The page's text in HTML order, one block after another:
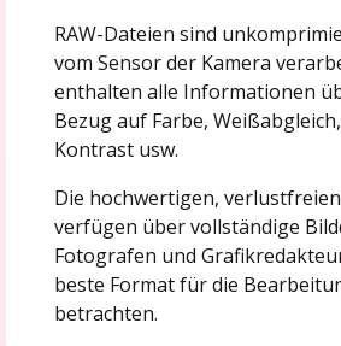
RAW-Dateien sind
vom Sensor der Kamera
enthalten alle Informationen
Bezug auf Farbe,
Kontrast usw.
Die hochwertigen, verlustfreien
verfügen über vollständige
Fotografen und
beste Format für die
betrachten.